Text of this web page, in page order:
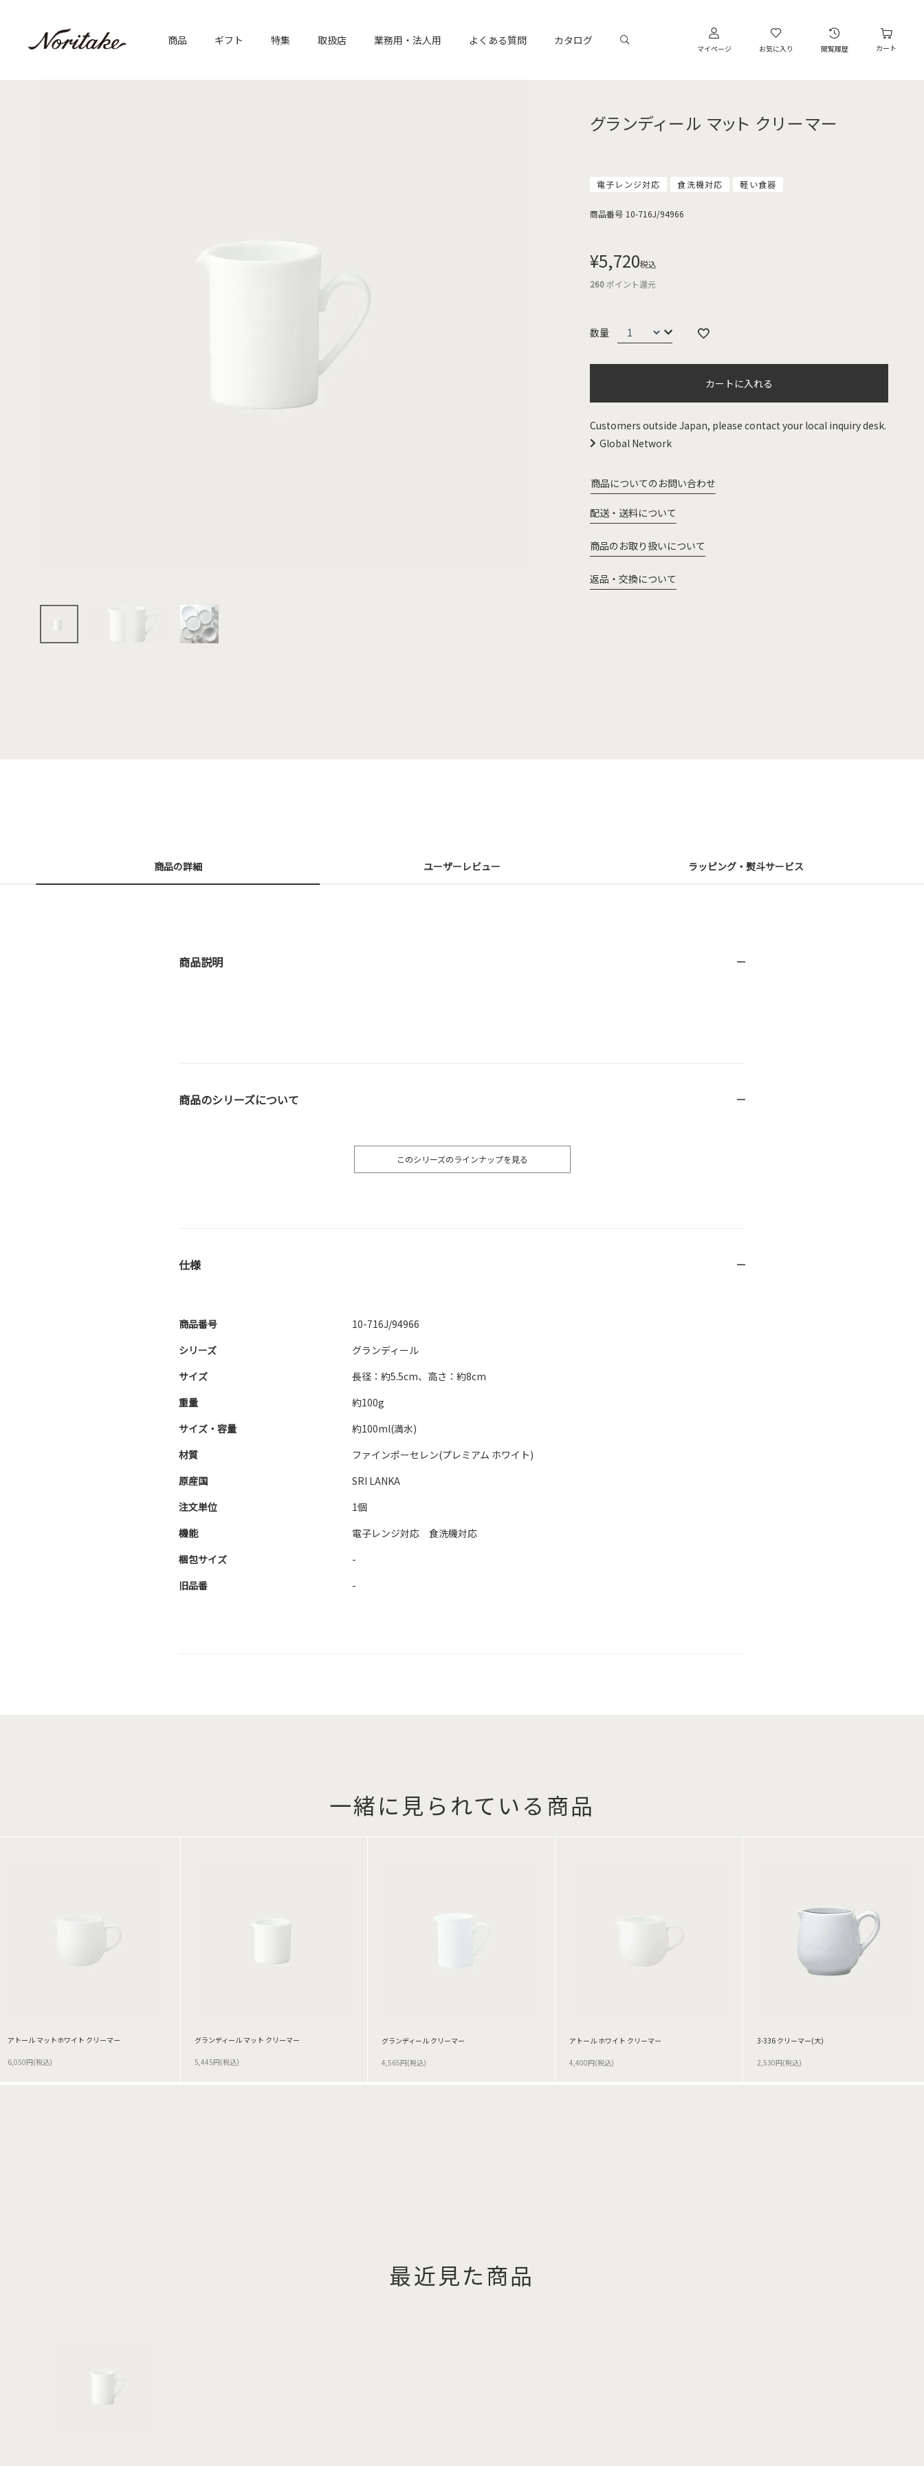
商品 ギフト 特集 取扱店 業務用・法人用 よくある質問 カタログ
マイページ お気に入り 閲覧履歴 カート
グランディール マット クリーマー
電子レンジ対応 食洗機対応 軽い食器
商品番号 10-716J/94966
¥5,720税込
260ポイント還元
カートに入れる
Customers outside Japan, please contact your local inquiry desk.
Global Network
商品についてのお問い合わせ
配送・送料について
商品のお取り扱いについて
返品・交換について
商品の詳細 ユーザーレビュー ラッピング・熨斗サービス
商品説明
商品のシリーズについて
このシリーズのラインナップを見る
仕様
商品番号
10-716J/94966
シリーズ
グランディール
サイズ
長径：約5.5cm、高さ：約8cm
重量
約100g
サイズ・容量
約100ml(満水)
材質
ファインポーセレン(プレミアム ホワイト)
原産国
SRI LANKA
注文単位
1個
機能
電子レンジ対応 食洗機対応
梱包サイズ
-
旧品番
-
一緒に見られている商品
アトール マットホワイト クリーマー
6,050円(税込)
グランディール マット クリーマー
5,445円(税込)
グランディール クリーマー
4,565円(税込)
アトール ホワイト クリーマー
4,400円(税込)
3-336 クリーマー(大)
2,530円(税込)
最近見た商品